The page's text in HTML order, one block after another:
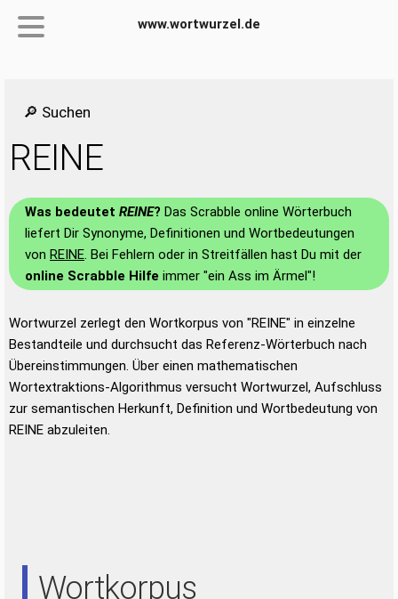
www.wortwurzel.de
🔎 Suchen
REINE
Was bedeutet REINE? Das Scrabble online Wörterbuch
liefert Dir Synonyme, Definitionen und Wortbedeutungen
von REINE. Bei Fehlern oder in Streitfällen hast Du mit der
online Scrabble Hilfe immer "ein Ass im Ärmel"!
Wortwurzel zerlegt den Wortkorpus von "REINE" in einzelne
Bestandteile und durchsucht das Referenz-Wörterbuch nach
Übereinstimmungen. Über einen mathematischen
Wortextraktions-Algorithmus versucht Wortwurzel, Aufschluss
zur semantischen Herkunft, Definition und Wortbedeutung von
REINE abzuleiten.
Wortkorpus